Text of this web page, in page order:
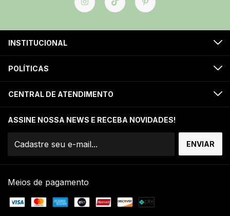
INSTITUCIONAL
POLÍTICAS
CENTRAL DE ATENDIMENTO
ASSINE NOSSA NEWS E RECEBA NOVIDADES!
Meios de pagamento